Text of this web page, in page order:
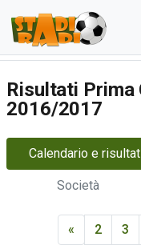
Risultati Prima
2016/2017
Calendario e
Società
« 2 3